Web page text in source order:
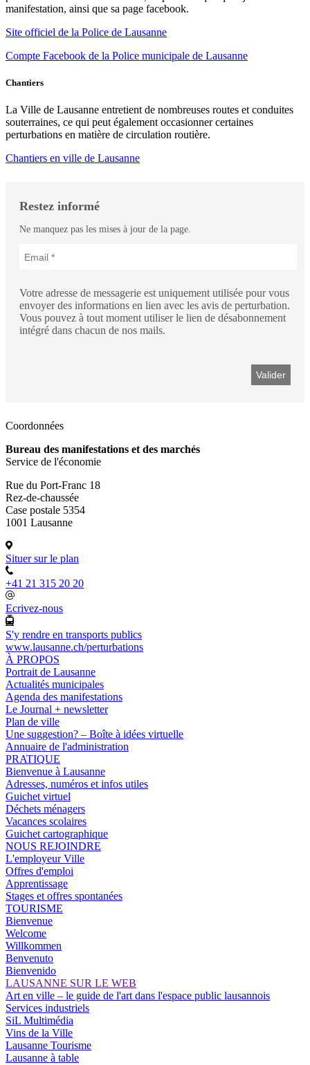
manifestation, ainsi que sa page facebook.
Site officiel de la Police de Lausanne
Compte Facebook de la Police municipale de Lausanne
Chantiers
La Ville de Lausanne entretient de nombreuses routes et conduites
souterraines, ce qui peut également occasionner certaines
perturbations en matière de circulation routière.
Chantiers en ville de Lausanne
Restez informé
Ne manquez pas les mises à jour de la page.
Votre adresse de messagerie est uniquement utilisée pour vous
envoyer des informations en lien avec les avis de perturbation.
Vous pouvez à tout moment utiliser le lien de désabonnement
intégré dans chacun de nos mails.
Coordonnées
Bureau des manifestations et des marchés
Service de l'économie
Rue du Port-Franc 18
Rez-de-chaussée
Case postale 5354
1001 Lausanne
Situer sur le plan
+41 21 315 20 20
Ecrivez-nous
S'y rendre en transports publics
www.lausanne.ch/perturbations
À PROPOS
Portrait de Lausanne
Actualités municipales
Agenda des manifestations
Le Journal + newsletter
Plan de ville
Une suggestion? – Boîte à idées virtuelle
Annuaire de l'administration
PRATIQUE
Bienvenue à Lausanne
Adresses, numéros et infos utiles
Guichet virtuel
Déchets ménagers
Vacances scolaires
Guichet cartographique
NOUS REJOINDRE
L'employeur Ville
Offres d'emploi
Apprentissage
Stages et offres spontanées
TOURISME
Bienvenue
Welcome
Willkommen
Benvenuto
Bienvenido
LAUSANNE SUR LE WEB
Art en ville – le guide de l'art dans l'espace public lausannois
Services industriels
SiL Multimédia
Vins de la Ville
Lausanne Tourisme
Lausanne à table